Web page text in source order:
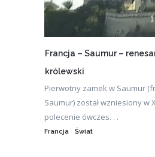
Francja – Saumur –
królewski
Pierwotny zamek w Saumur
Saumur) został wzniesiony w
polecenie ówczes. . .
Francja Świat